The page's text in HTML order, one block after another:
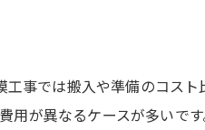
しい比較方法
や特記事項
無駄を防ぐ方法
事では搬入や準備のコス
が異なるケースが多いで